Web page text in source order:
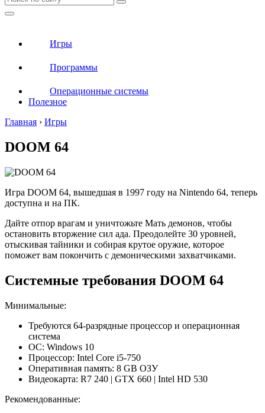
Игры
Программы
Операционные системы
Полезное
Главная › Игры
DOOM 64
Игра DOOM 64, вышедшая в 1997 году на Nintendo 64, теперь
доступна и на ПК.
Дайте отпор врагам и уничтожьте Мать демонов, чтобы
остановить вторжение сил ада. Преодолейте 30 уровней,
отыскивая тайники и собирая крутое оружие, которое
поможет вам покончить с демоническими захватчиками.
Системные требования DOOM 64
Минимальные:
Требуются 64-разрядные процессор и операционная
система
ОС: Windows 10
Процессор: Intel Core i5-750
Оперативная память: 8 GB ОЗУ
Видеокарта: R7 240 | GTX 660 | Intel HD 530
Рекомендованные: